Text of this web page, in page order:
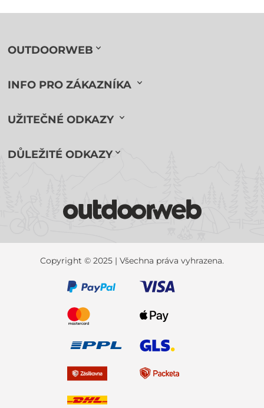
OUTDOORWEB
INFO PRO ZÁKAZNÍKA
UŽITEČNÉ ODKAZY
DŮLEŽITÉ ODKAZY
Copyright © 2025 | Všechna práva vyhrazena.